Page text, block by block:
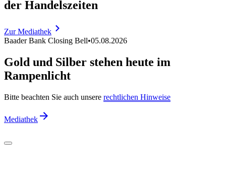
der Handelszeiten
Zur Mediathek
Baader Bank Closing Bell•05.08.2026
Gold und Silber stehen heute im
Rampenlicht
Bitte beachten Sie auch unsere rechtlichen Hinweise
Mediathek